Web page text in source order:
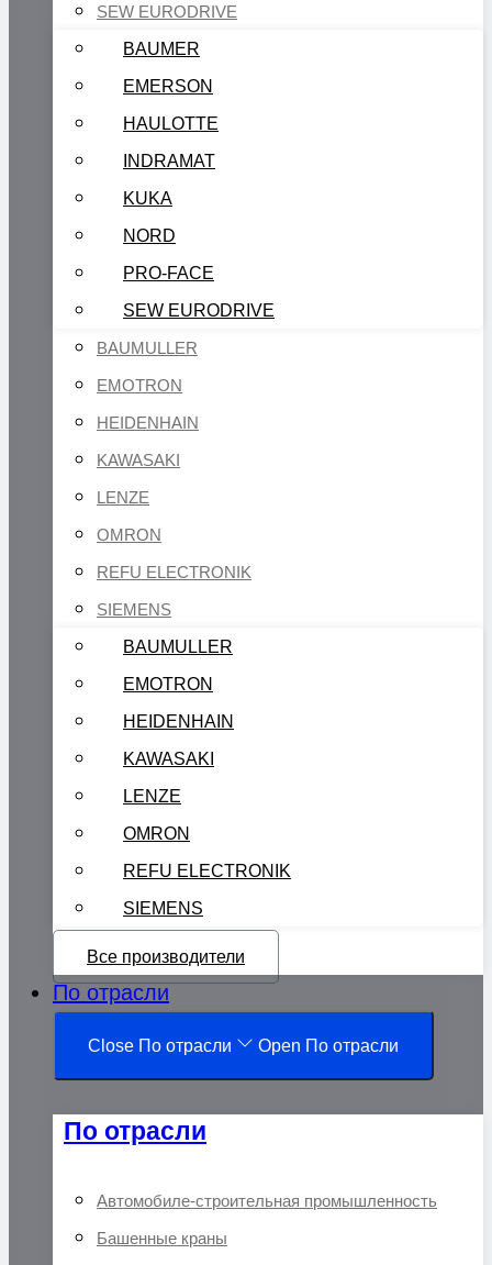
SEW EURODRIVE
BAUMER
EMERSON
HAULOTTE
INDRAMAT
KUKA
NORD
PRO-FACE
SEW EURODRIVE
BAUMULLER
EMOTRON
HEIDENHAIN
KAWASAKI
LENZE
OMRON
REFU ELECTRONIK
SIEMENS
BAUMULLER
EMOTRON
HEIDENHAIN
KAWASAKI
LENZE
OMRON
REFU ELECTRONIK
SIEMENS
Все производители
По отрасли
Close По отрасли Open По отрасли
По отрасли
Автомобиле-строительная промышленность
Башенные краны